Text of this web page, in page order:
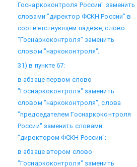
Госнаркоконтроля России" заменить
словами "директор ФСКН России" в
соответствующем падеже, слово
"Госнаркоконтроля" заменить
словом "наркоконтроля";
31) в пункте 67:
в абзаце первом слово
"Госнаркоконтроля" заменить
словом "наркоконтроля", слова
"председателем Госнаркоконтроля
России" заменить словами
"директором ФСКН России";
в абзаце втором слово
"Госнаркоконтроля" заменить